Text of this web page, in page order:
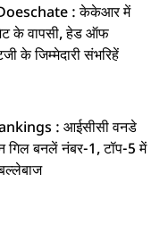
: केकेआर में
के वापसी, हेड ऑफ
के जिम्मेदारी संभरिहें
: आईसीसी वनडे
गिल बनलें नंबर-1, टॉप-5 में